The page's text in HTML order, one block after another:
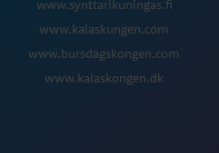
www.synttarikuningas.fi
www.kalaskungen.com
www.bursdagskongen.com
www.kalaskongen.dk